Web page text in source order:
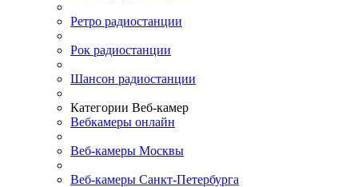
Ретро радиостанции
Рок радиостанции
Шансон радиостанции
Категории Веб-камер
Вебкамеры онлайн
Веб-камеры Москвы
Веб-камеры Санкт-Петербурга